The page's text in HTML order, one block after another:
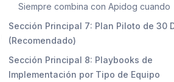
Siempre combina con Apidog cuando
Sección Principal 7: Plan Piloto de 30
(Recomendado)
Sección Principal 8: Playbooks de
Implementación por Tipo de Equipo